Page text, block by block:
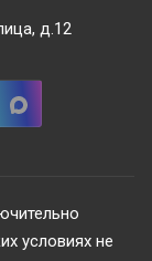
д.12
условиях не